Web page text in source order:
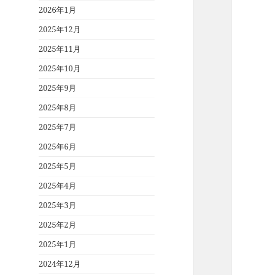
2026年1月
2025年12月
2025年11月
2025年10月
2025年9月
2025年8月
2025年7月
2025年6月
2025年5月
2025年4月
2025年3月
2025年2月
2025年1月
2024年12月